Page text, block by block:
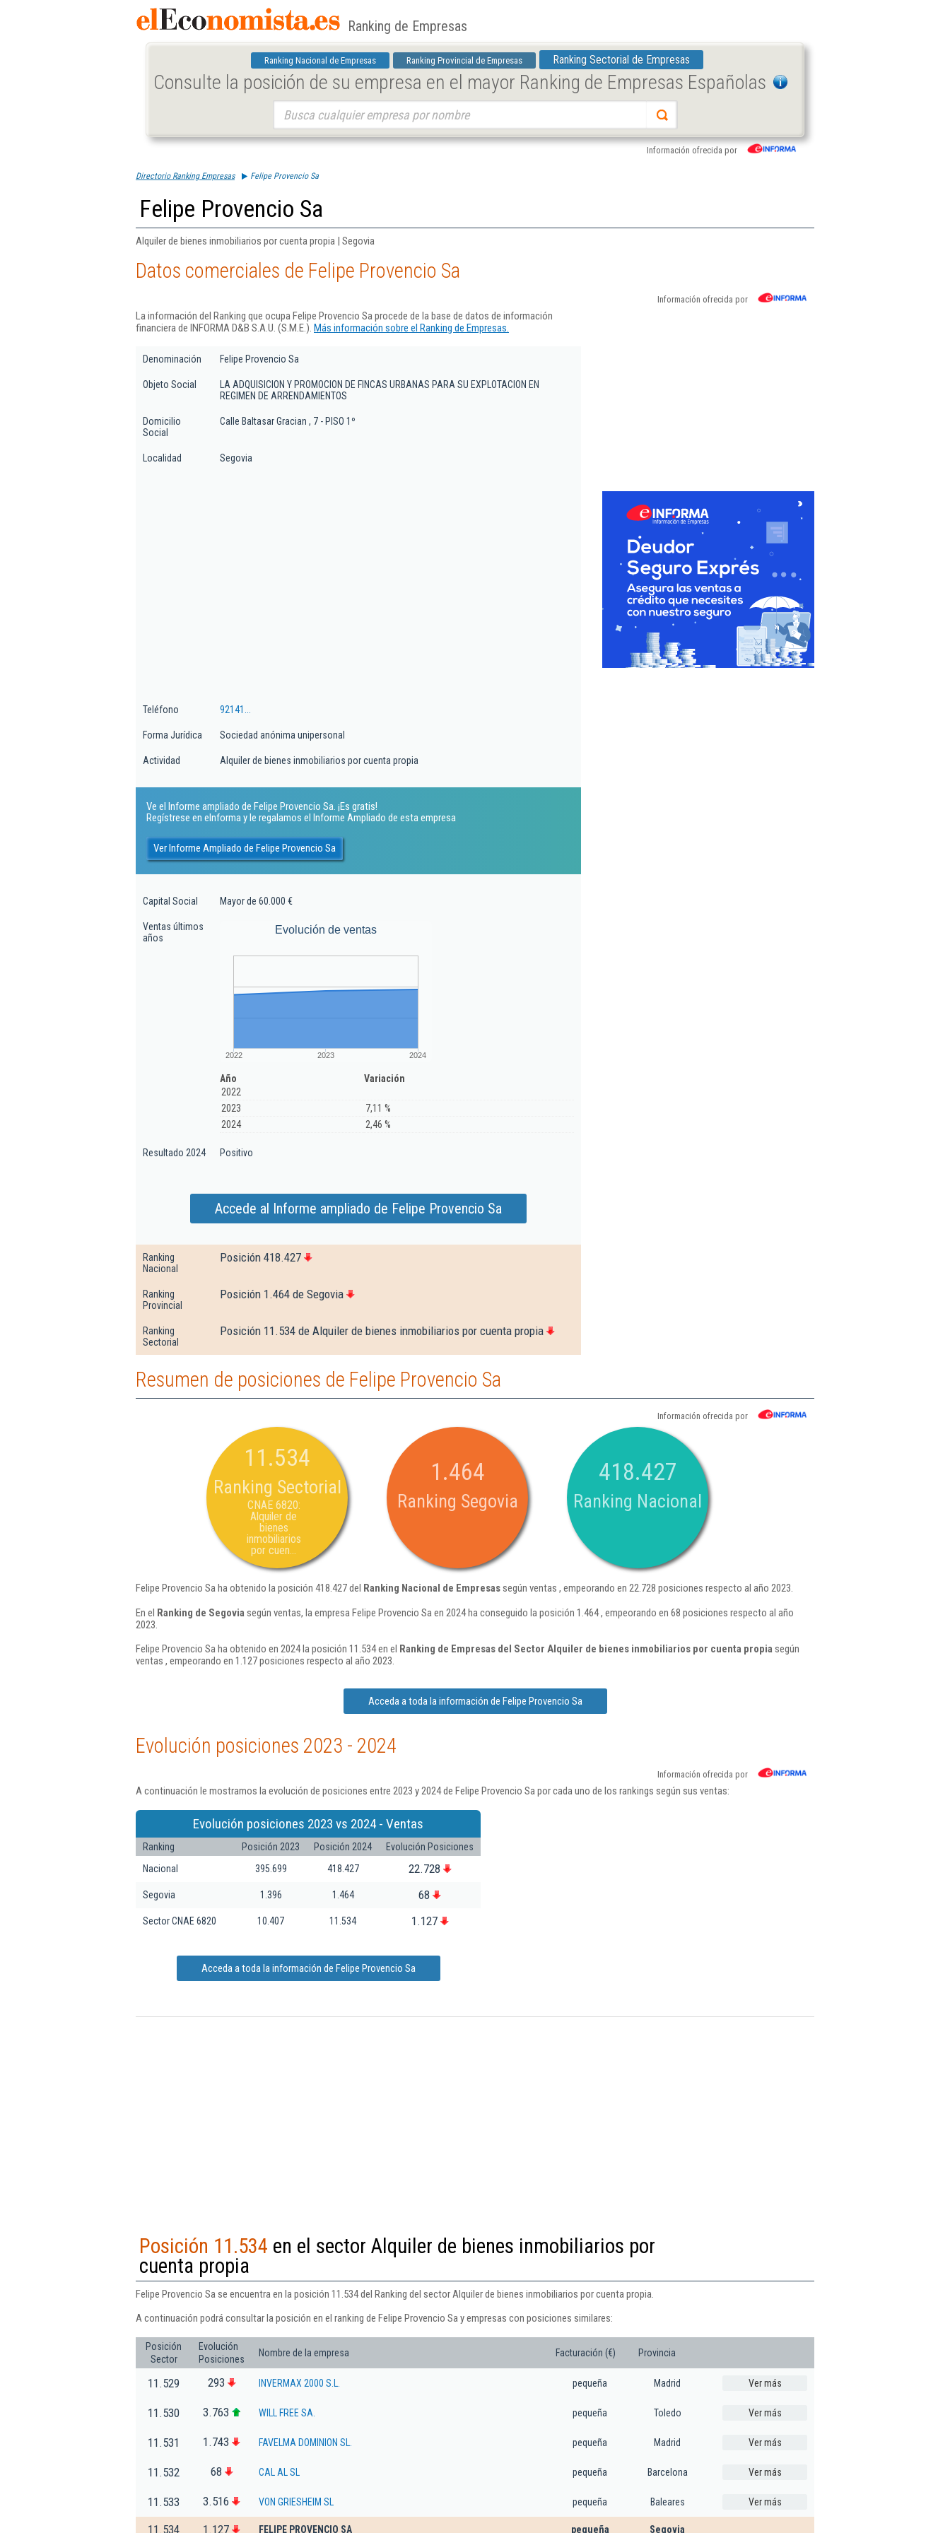
Ranking de Empresas
Ranking Nacional de Empresas Ranking Provincial de Empresas Ranking Sectorial de Empresas
Consulte la posición de su empresa en el mayor Ranking de Empresas Españolas
Información ofrecida por
Directorio Ranking Empresas Felipe Provencio Sa
Felipe Provencio Sa
Alquiler de bienes inmobiliarios por cuenta propia | Segovia
Datos comerciales de Felipe Provencio Sa
Información ofrecida por
La información del Ranking que ocupa Felipe Provencio Sa procede de la base de datos de información
financiera de INFORMA D&B S.A.U. (S.M.E.). Más información sobre el Ranking de Empresas.
Denominación Felipe Provencio Sa
Objeto Social
LA ADQUISICION Y PROMOCION DE FINCAS URBANAS PARA SU EXPLOTACION EN
REGIMEN DE ARRENDAMIENTOS
Domicilio
Social
Calle Baltasar Gracian , 7 - PISO 1º
Localidad Segovia
Teléfono 92141...
Forma Jurídica Sociedad anónima unipersonal
Actividad Alquiler de bienes inmobiliarios por cuenta propia
Ve el Informe ampliado de Felipe Provencio Sa. ¡Es gratis!
Regístrese en eInforma y le regalamos el Informe Ampliado de esta empresa
Ver Informe Ampliado de Felipe Provencio Sa
Capital Social Mayor de 60.000 €
Ventas últimos
años
Evolución de ventas
2022 2023 2024
Año
Variación
2022
2023
7,11 %
2024
2,46 %
Resultado 2024 Positivo
Accede al Informe ampliado de Felipe Provencio Sa
Ranking
Nacional
Posición 418.427
Ranking
Provincial
Posición 1.464 de Segovia
Ranking
Sectorial
Posición 11.534 de Alquiler de bienes inmobiliarios por cuenta propia
Resumen de posiciones de Felipe Provencio Sa
Información ofrecida por
11.534
Ranking Sectorial
CNAE 6820:
Alquiler de
bienes
inmobiliarios
por cuen...
1.464
Ranking Segovia
418.427
Ranking Nacional
Felipe Provencio Sa ha obtenido la posición 418.427 del Ranking Nacional de Empresassegún ventas , empeorando en 22.728 posiciones respecto al año 2023.
En el Ranking de Segovia según ventas, la empresa Felipe Provencio Sa en 2024 ha conseguido la posición 1.464 , empeorando en 68 posiciones respecto al año
2023.
Felipe Provencio Sa ha obtenido en 2024 la posición 11.534 en el Ranking de Empresas del Sector Alquiler de bienes inmobiliarios por cuenta propiasegún
ventas , empeorando en 1.127 posiciones respecto al año 2023.
Acceda a toda la información de Felipe Provencio Sa
Evolución posiciones 2023 - 2024
Información ofrecida por
A continuación le mostramos la evolución de posiciones entre 2023 y 2024 de Felipe Provencio Sa por cada uno de los rankings según sus ventas:
Evolución posiciones 2023 vs 2024 - Ventas
Ranking Posición 2023 Posición 2024
Evolución Posiciones
Nacional
395.699 418.427 22.728
Segovia 1.396 1.464 68
Sector CNAE 6820 10.407 11.534 1.127
Acceda a toda la información de Felipe Provencio Sa
Posición 11.534 en el sector Alquiler de bienes inmobiliarios por
cuenta propia
Felipe Provencio Sa se encuentra en la posición 11.534 del Ranking del sector Alquiler de bienes inmobiliarios por cuenta propia.
A continuación podrá consultar la posición en el ranking de Felipe Provencio Sa y empresas con posiciones similares:
Posición
Sector
Evolución
Posiciones
Nombre de la empresa Facturación (€) Provincia
11.529 293 INVERMAX 2000 S.L. pequeña Madrid Ver más
11.530 3.763 WILL FREE SA. pequeña Toledo Ver más
11.531 1.743 FAVELMA DOMINION SL. pequeña Madrid Ver más
11.532 68 CAL AL SL pequeña Barcelona Ver más
11.533 3.516 VON GRIESHEIM SL pequeña Baleares Ver más
11.534 1.127 FELIPE PROVENCIO SA pequeña Segovia